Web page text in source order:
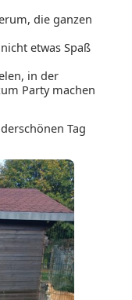
die ganzen
etwas Spaß
in der
Party machen
Tag